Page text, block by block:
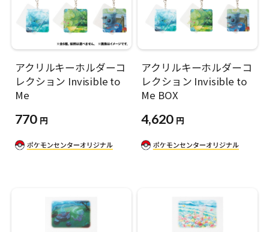
アクリルキーホルダーコ
レクション Invisible to
Me
770 円
アクリルキーホルダーコ
レクション Invisible to
Me BOX
4,620 円